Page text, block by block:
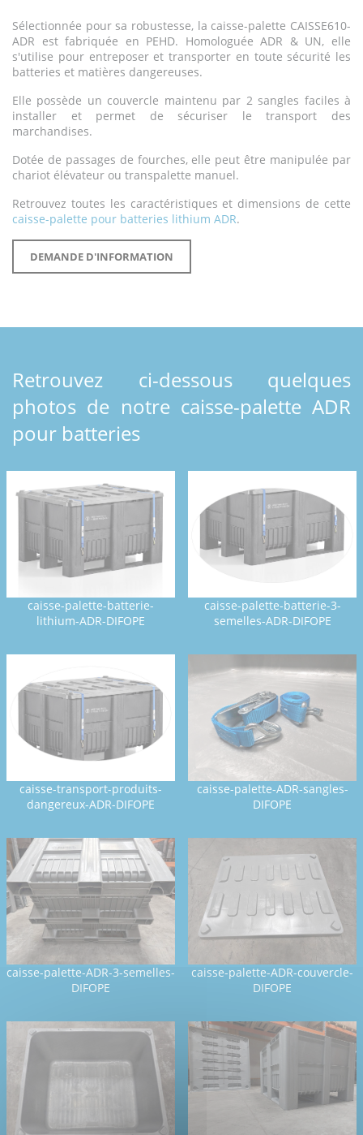
Sélectionnée pour sa robustesse, la caisse-palette CAISSE610-
ADR est fabriquée en PEHD. Homologuée ADR & UN, elle
s'utilise pour entreposer et transporter en toute sécurité les
batteries et matières dangereuses.
Elle possède un couvercle maintenu par 2 sangles faciles à
installer et permet de sécuriser le transport des
marchandises.
Dotée de passages de fourches, elle peut être manipulée par
chariot élévateur ou transpalette manuel.
Retrouvez toutes les caractéristiques et dimensions de cette
caisse-palette pour batteries lithium ADR.
DEMANDE D'INFORMATION
Retrouvez ci-dessous quelques
photos de notre caisse-palette ADR
pour batteries
caisse-palette-batterie-
lithium-ADR-DIFOPE
caisse-palette-batterie-3-
semelles-ADR-DIFOPE
caisse-transport-produits-
dangereux-ADR-DIFOPE
caisse-palette-ADR-sangles-
DIFOPE
caisse-palette-ADR-3-semelles-
DIFOPE
caisse-palette-ADR-couvercle-
DIFOPE